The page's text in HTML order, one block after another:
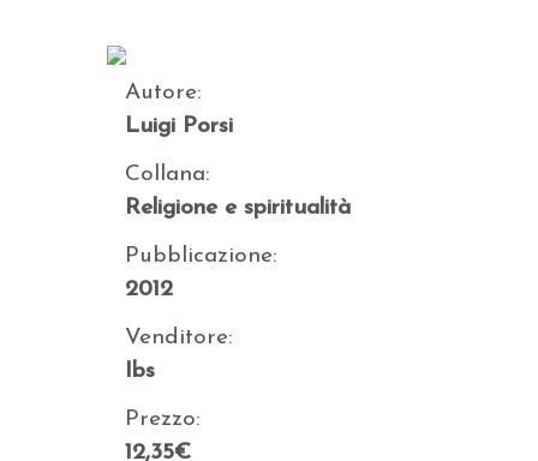
Autore:
Luigi Porsi
Collana:
Religione e spiritualità
Pubblicazione:
2012
Venditore:
Ibs
Prezzo:
12,35€